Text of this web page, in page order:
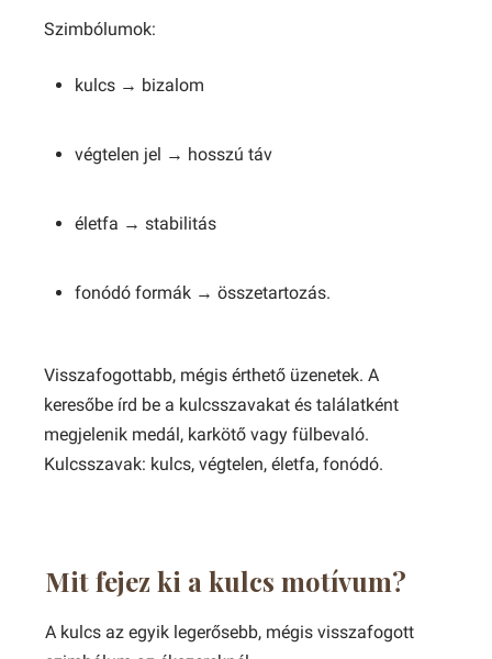
Szimbólumok:
kulcs → bizalom
végtelen jel → hosszú táv
életfa → stabilitás
fonódó formák → összetartozás.
Visszafogottabb, mégis érthető üzenetek. A
keresőbe írd be a kulcsszavakat és találatként
megjelenik medál, karkötő vagy fülbevaló.
Kulcsszavak: kulcs, végtelen, életfa, fonódó.
Mit fejez ki a kulcs motívum?
A kulcs az egyik legerősebb, mégis visszafogott